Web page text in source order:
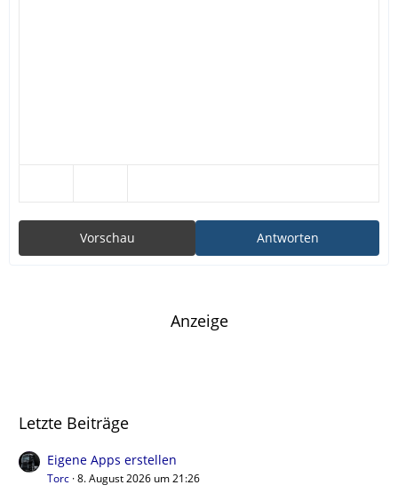
Antworten
Vorschau
Anzeige
Letzte Beiträge
Eigene Apps erstellen
Torc 8. August 2026 um 21:26